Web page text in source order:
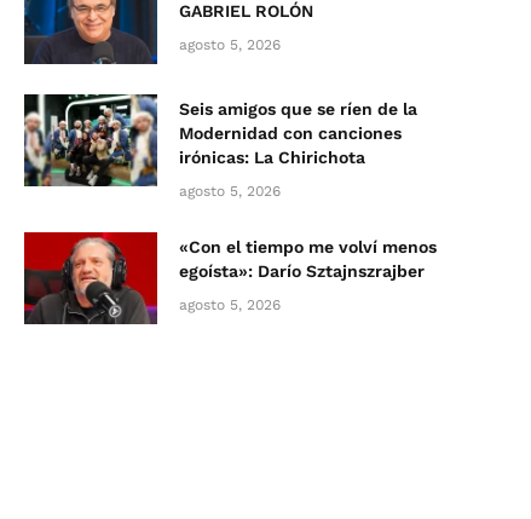
GABRIEL ROLÓN
agosto 5, 2026
Seis amigos que se ríen de la
Modernidad con canciones
irónicas: La Chirichota
agosto 5, 2026
«Con el tiempo me volví menos
egoísta»: Darío Sztajnszrajber
agosto 5, 2026